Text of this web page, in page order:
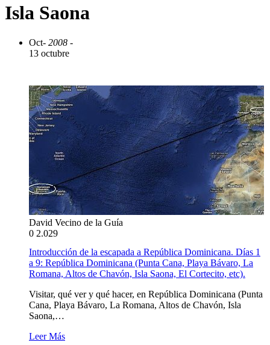
Isla Saona
Oct- 2008 -
13 octubre
David Vecino de la Guía
0 2.029
Introducción de la escapada a República Dominicana. Días 1
a 9: República Dominicana (Punta Cana, Playa Bávaro, La
Romana, Altos de Chavón, Isla Saona, El Cortecito, etc).
Visitar, qué ver y qué hacer, en República Dominicana (Punta
Cana, Playa Bávaro, La Romana, Altos de Chavón, Isla
Saona,…
Leer Más